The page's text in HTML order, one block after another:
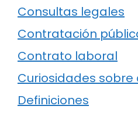
Consultas legales
Contratación
Contrato laboral
Curiosidades sobre
Definiciones